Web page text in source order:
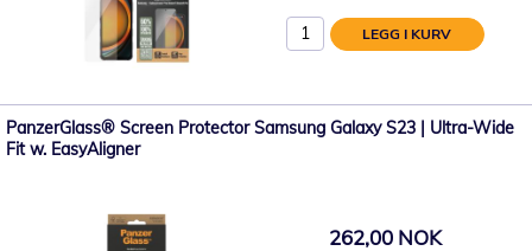
LEGG I KURV
PanzerGlass® Screen Protector Samsung Galaxy S23 | Ultra-Wide
Fit w. EasyAligner
262,00 NOK